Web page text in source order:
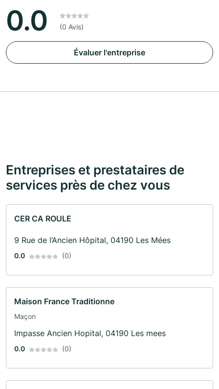
0.0 (0 Avis)
Évaluer l'entreprise
Entreprises et prestataires de
services près de chez vous
CER CA ROULE
9 Rue de l’Ancien Hôpital, 04190 Les Mées
0.0 (0)
Maison France Traditionne
Maçon
Impasse Ancien Hopital, 04190 Les mees
0.0 (0)